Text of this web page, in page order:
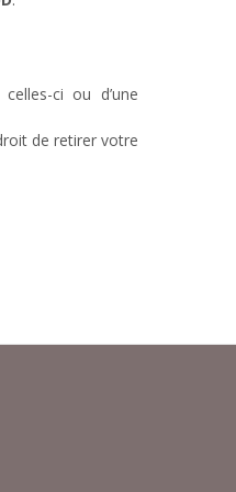
ci ou d’une
de retirer votre